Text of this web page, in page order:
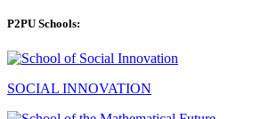
P2PU Schools:
SOCIAL INNOVATION